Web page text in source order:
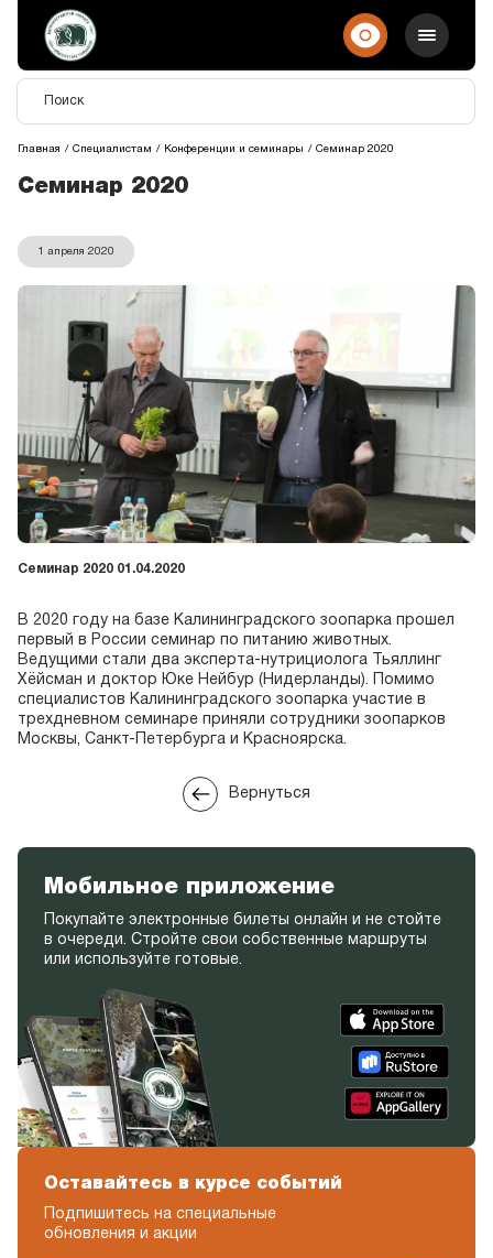
Главная Специалистам Конференции и семинары Семинар 2020
Семинар 2020
1 апреля 2020
Семинар 2020 01.04.2020
В 2020 году на базе Калининградского зоопарка прошел
первый в России семинар по питанию животных.
Ведущими стали два эксперта-нутрициолога Тьяллинг
Хёйсман и доктор Юке Нейбур (Нидерланды). Помимо
специалистов Калининградского зоопарка участие в
трехдневном семинаре приняли сотрудники зоопарков
Москвы, Санкт-Петербурга и Красноярска.
Вернуться
Мобильное приложение
Покупайте электронные билеты онлайн и не стойте
в очереди. Стройте свои собственные маршруты
или используйте готовые.
Оставайтесь в курсе событий
Подпишитесь на специальные
обновления и акции